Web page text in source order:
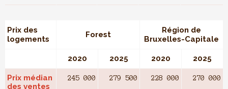
Prix des
logements
Forest
Région de
Bruxelles-Capitale
2020 2025 2020 2025
Prix médian
des ventes
245 000 279 500 228 000 270 000